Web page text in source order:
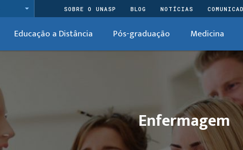
SOBRE O UNASP BLOG NOTÍCIAS
Educação a Distância Pós-graduação Medicina
Enfermagem